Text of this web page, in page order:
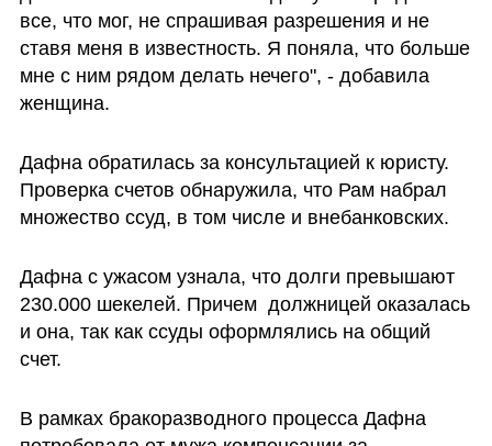
все, что мог, не спрашивая разрешения и не
ставя меня в известность. Я поняла, что больше
мне с ним рядом делать нечего", - добавила
женщина.
Дафна обратилась за консультацией к юристу.
Проверка счетов обнаружила, что Рам набрал
множество ссуд, в том числе и внебанковских.
Дафна с ужасом узнала, что долги превышают
230.000 шекелей. Причем  должницей оказалась
и она, так как ссуды оформлялись на общий
счет.
В рамках бракоразводного процесса Дафна